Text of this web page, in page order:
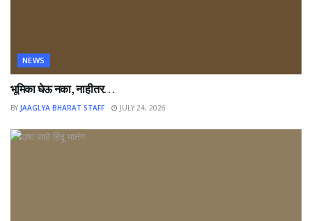
NEWS
भूमिका घेऊ नका, नाहीतर…
BY JAAGLYA BHARAT STAFF JULY 24, 2026